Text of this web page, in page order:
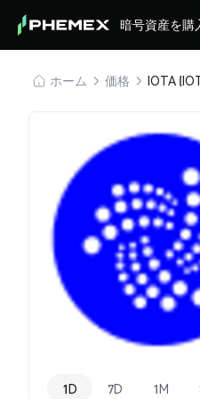
暗号資産を購
ホーム 価格 IOTA
1D 7D 1M